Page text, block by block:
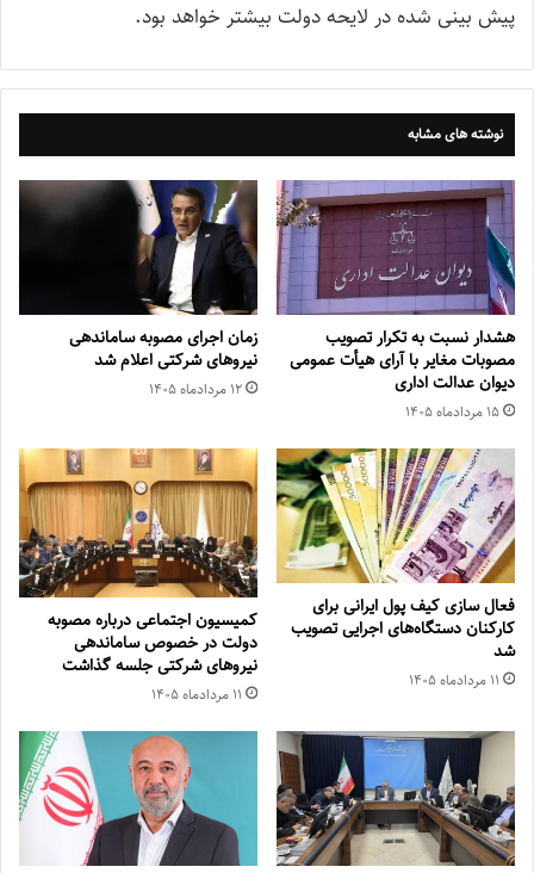
پیش بینی شده در لایحه دولت بیشتر خواهد بود.
نوشته های مشابه
هشدار نسبت به تکرار تصویب
مصوبات مغایر با آرای هیأت عمومی
دیوان عدالت اداری
۱۵ مرداد‌ماه ۱۴۰۵
زمان اجرای مصوبه ساماندهی
نیروهای شرکتی اعلام شد
۱۲ مرداد‌ماه ۱۴۰۵
فعال سازی کیف پول ایرانی برای
کارکنان دستگاه‌های اجرایی تصویب
شد
۱۱ مرداد‌ماه ۱۴۰۵
کمیسیون اجتماعی درباره مصوبه
دولت در خصوص ساماندهی
نیروهای شرکتی جلسه گذاشت
۱۱ مرداد‌ماه ۱۴۰۵